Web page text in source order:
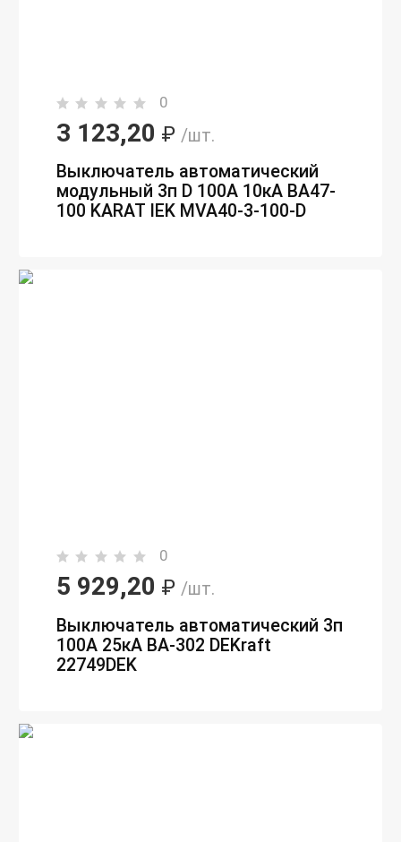
0
3 123,20 ₽ /шт.
Выключатель автоматический
модульный 3п D 100А 10кА ВА47-
100 KARAT IEK MVA40-3-100-D
0
5 929,20 ₽ /шт.
Выключатель автоматический 3п
100А 25кА ВА-302 DEKraft
22749DEK